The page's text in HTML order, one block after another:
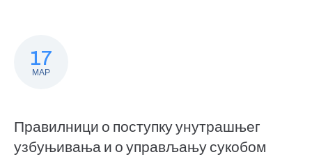
17
МАР
Правилници о поступку унутрашњег
узбуњивања и о управљању сукобом